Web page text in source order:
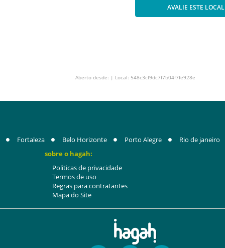
AVALIE ESTE LOCAL
Aberto desde: | Local: 548c3cf9dc7f7b04f7fe928e
Fortaleza Belo Horizonte Porto Alegre Rio de janeiro
sobre o hagah:
Politicas de privacidade
Termos de uso
Regras para contratantes
Mapa do Site